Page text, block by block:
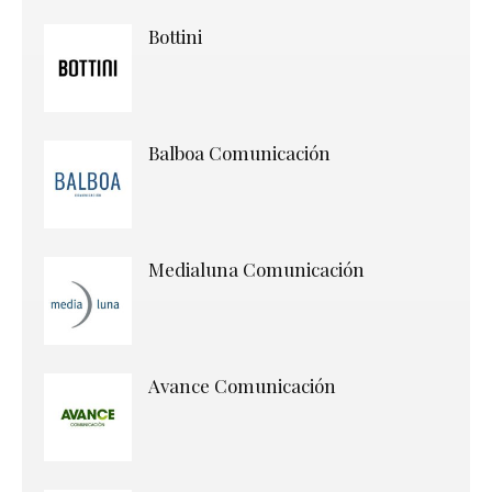
Bottini
Balboa Comunicación
Medialuna Comunicación
Avance Comunicación